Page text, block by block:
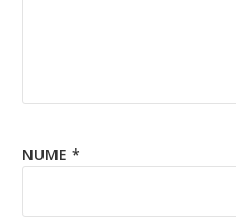
NUME *